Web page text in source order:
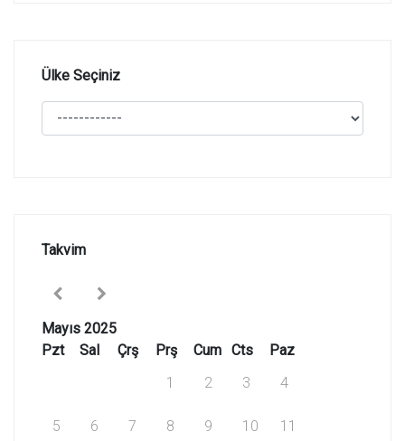
Ülke Seçiniz
Takvim
Mayıs 2025
Pzt
Sal Çrş Prş Cum Cts
Paz
1
2 3 4
5 6 7 8 9 10 11